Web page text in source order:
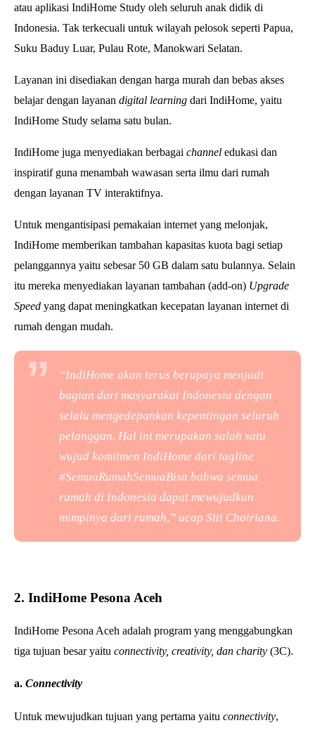
atau aplikasi IndiHome Study oleh seluruh anak didik di
Indonesia. Tak terkecuali untuk wilayah pelosok seperti Papua,
Suku Baduy Luar, Pulau Rote, Manokwari Selatan.
Layanan ini disediakan dengan harga murah dan bebas akses
belajar dengan layanan digital learning dari IndiHome, yaitu
IndiHome Study selama satu bulan.
IndiHome juga menyediakan berbagai channel edukasi dan
inspiratif guna menambah wawasan serta ilmu dari rumah
dengan layanan TV interaktifnya.
Untuk mengantisipasi pemakaian internet yang melonjak,
IndiHome memberikan tambahan kapasitas kuota bagi setiap
pelanggannya yaitu sebesar 50 GB dalam satu bulannya. Selain
itu mereka menyediakan layanan tambahan (add-on) Upgrade
Speed yang dapat meningkatkan kecepatan layanan internet di
rumah dengan mudah.
“IndiHome akan terus berupaya menjadi
bagian dari masyarakat Indonesia dengan
selalu mengedepankan kepentingan seluruh
pelanggan. Hal ini merupakan salah satu
wujud komitmen IndiHome dari tagline
#SemuaRumahSemuaBisa bahwa semua
rumah di Indonesia dapat mewujudkan
mimpinya dari rumah,” ucap Siti Choiriana.
2. IndiHome Pesona Aceh
IndiHome Pesona Aceh adalah program yang menggabungkan
tiga tujuan besar yaitu connectivity, creativity, dan charity (3C).
a. Connectivity
Untuk mewujudkan tujuan yang pertama yaitu connectivity,